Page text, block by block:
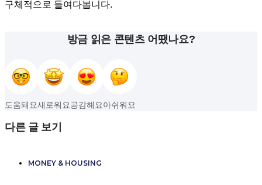
구체적으로 들여다봅니다.
방금 읽은 콘텐츠 어땠나요?
도움돼요새로워요공감해요아쉬워요
다른 글 보기
MONEY & HOUSING